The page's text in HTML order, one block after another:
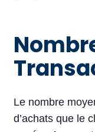
Le nombre
d’achats que le